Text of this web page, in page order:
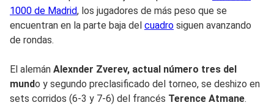
1000 de Madrid, los jugadores de más peso que se
encuentran en la parte baja del cuadro siguen avanzando
de rondas.
El alemán Alexnder Zverev, actual número tres del
mundo y segundo preclasificado del torneo, se deshizo en
sets corridos (6-3 y 7-6) del francés Terence Atmane.